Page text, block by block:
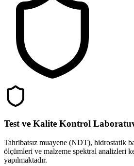
Test ve Kalite Kontrol
Tahribatsız muayene (NDT), hidrostatik
ölçümleri ve malzeme spektral analizleri
yapılmaktadır.